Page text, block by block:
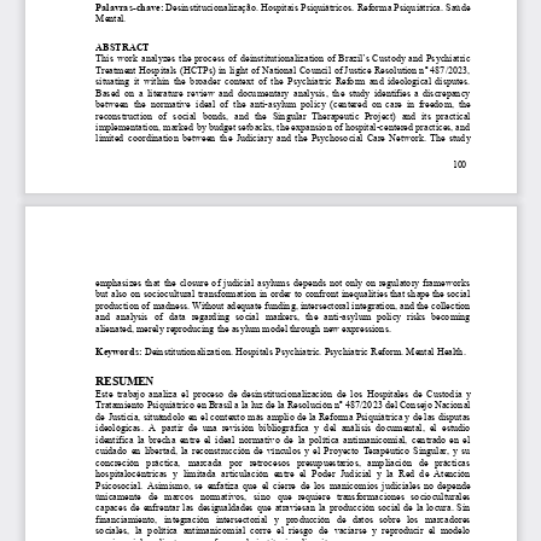
Palavras-chave: Desinstitucionalização. Hospitais Psiquiátricos. Reforma Psiquiátrica. Saúde
Mental.
ABSTRACT
This work analyzes the process of deinstitutionalization of Brazil’s Custody and Psychiatric
Treatment Hospitals (HCTPs) in light of National Council of Justice Resolution nº 487/2023,
situating it within the broader context of the Psychiatric Reform and ideological disputes.
Based on a literature review and documentary analysis, the study identifies a discrepancy
between the normative ideal of the anti-asylum policy (centered on care in freedom,
the
reconstruction of social bonds, and the Singular Therapeutic Project) and its practical
implementation, marked by budget setbacks, the expansion of hospital-centered practices, and
limited coordination between the Judiciary and the Psychosocial Care Network. The study
100
emphasizes that the closure of judicial asylums depends not only on regulatory frameworks
but also on sociocultural transformation in order to confront inequalities that shape the social
production of madness. Without adequate funding, intersectoral integration, and the collection
and
analysis of data regarding social markers, the anti-asylum policy risks becoming
alienated, merely reproducing the asylum model through new expressions.
Keywords: Deinstitutionalization. Hospitals Psychiatric. Psychiatric Reform. Mental Health.
RESUMEN
Este trabajo analiza el proceso de desinstitucionalización de los Hospitales de Custodia y
Tratamiento Psiquiátrico en Brasil a la luz de la Resolución nº 487/2023 del Consejo Nacional
de Justicia, situándolo en el contexto más amplio de la Reforma Psiquiátrica y de las disputas
ideológicas.
A partir de una revisión bibliográfica y del análisis documental, el estudio
identifica la brecha entre el ideal normativo de la política antimanicomial, centrado en el
cuidado en libertad, la reconstrucción de vínculos y el Proyecto Terapéutico Singular, y su
concreción
práctica, marcada por retrocesos presupuestarios, ampliación de
prácticas
hospitalocéntricas y limitada articulación entre el Poder Judicial y la Red de Atención
Psicosocial.
Asimismo, se enfatiza que el cierre de los manicomios judiciales no depende
únicamente
de marcos normativos, sino que requiere transformaciones socioculturales
capaces de enfrentar las desigualdades que atraviesan la producción social de la locura. Sin
financiamiento,
integración intersectorial y producción de datos sobre los
marcadores
sociales,
la política antimanicomial corre el riesgo de vaciarse y reproducir el modelo